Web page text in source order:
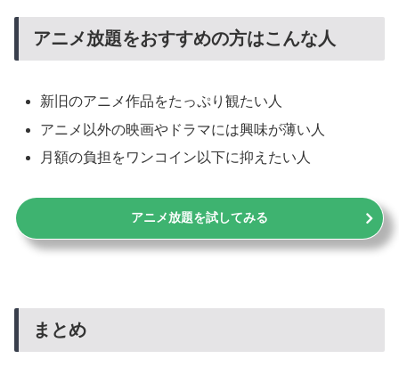
アニメ放題をおすすめの方はこんな人
新旧のアニメ作品をたっぷり観たい人
アニメ以外の映画やドラマには興味が薄い人
月額の負担をワンコイン以下に抑えたい人
アニメ放題を試してみる
まとめ